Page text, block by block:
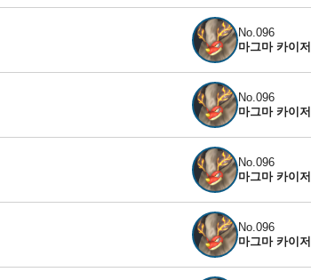
No.096
마그마 카이저
No.096
마그마 카이저
No.096
마그마 카이저
No.096
마그마 카이저